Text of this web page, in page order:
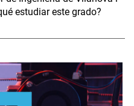
estudiar este grado?